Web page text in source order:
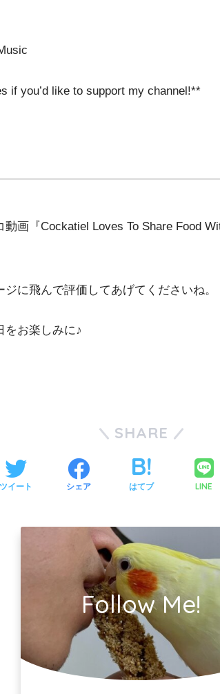
if you’d like to support my channel!**
画『Cockatiel Loves To Share Food
に飛んで評価してあげてくださいね。
をお楽しみに♪
SHARE
ツイート シェア はてブ LINE
Follow Me!